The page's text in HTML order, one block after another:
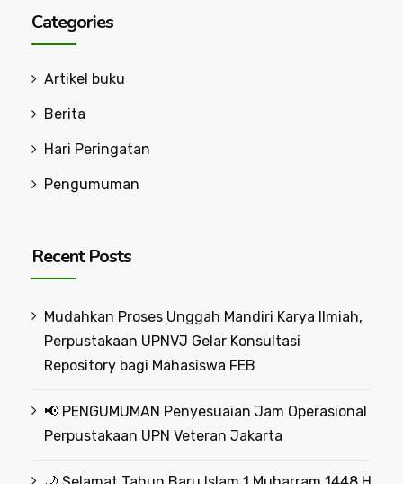
Categories
Artikel buku
Berita
Hari Peringatan
Pengumuman
Recent Posts
Mudahkan Proses Unggah Mandiri Karya Ilmiah,
Perpustakaan UPNVJ Gelar Konsultasi
Repository bagi Mahasiswa FEB
📢 PENGUMUMAN Penyesuaian Jam Operasional
Perpustakaan UPN Veteran Jakarta